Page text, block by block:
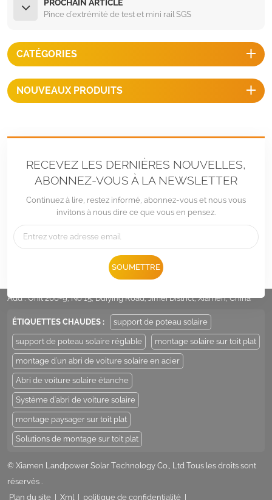
PROCHAIN ARTICLE
Pince d'extrémité de test et mini rail SGS
CATÉGORIES
NOUVEAUX PRODUITS
RECEVEZ LES DERNIÈRES NOUVELLES,
ABONNEZ-VOUS À LA NEWSLETTER
Continuez à lire, restez informé, abonnez-vous et nous vous
invitons à nous dire ce que vous en pensez.
SOUMETTRE
Sales@LandpowerSolar.com
Add : Unit 206-9, No 15, Duiying Road, Jimei District, Xiamen, China
ÉTIQUETTES CHAUDES : support de poteau solaire
support de poteau solaire réglable montage solaire sur toit plat
montage d'un abri de voiture solaire en acier
Abri de voiture solaire étanche
Système d'abri de voiture solaire
montage paysager sur toit plat
Solutions de montage sur toit plat
© Xiamen Landpower Solar Technology Co., Ltd Tous les droits sont
réservés .
Plan du site
Xml politique de confidentialité